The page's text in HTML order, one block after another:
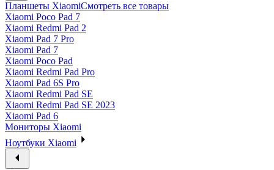
Планшеты XiaomiСмотреть все товары
Xiaomi Poco Pad 7
Xiaomi Redmi Pad 2
Xiaomi Pad 7 Pro
Xiaomi Pad 7
Xiaomi Poco Pad
Xiaomi Redmi Pad Pro
Xiaomi Pad 6S Pro
Xiaomi Redmi Pad SE
Xiaomi Redmi Pad SE 2023
Xiaomi Pad 6
Мониторы Xiaomi
Ноутбуки Xiaomi